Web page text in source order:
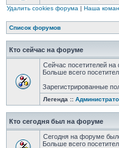
Удалить cookies форума | Наша
Список форумов
Кто сейчас на форуме
Сейчас посетителей
Больше всего
Зарегистрированные
Легенда ::
Кто сегодня был на форуме
Сегодня на форуме
Больше всего